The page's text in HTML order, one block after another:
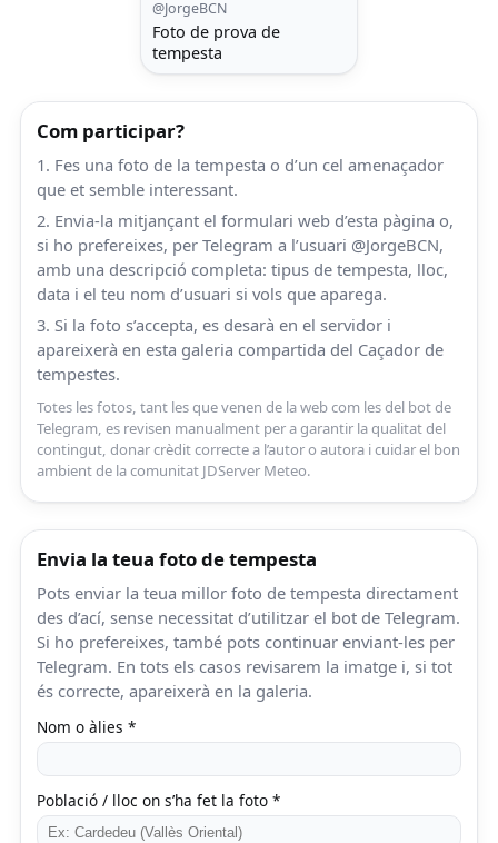
@JorgeBCN
Foto de prova de
tempesta
Com participar?
1. Fes una foto de la tempesta o d’un cel amenaçador
que et semble interessant.
2. Envia-la mitjançant el formulari web d’esta pàgina o,
si ho prefereixes, per Telegram a l’usuari @JorgeBCN,
amb una descripció completa: tipus de tempesta, lloc,
data i el teu nom d’usuari si vols que aparega.
3. Si la foto s’accepta, es desarà en el servidor i
apareixerà en esta galeria compartida del Caçador de
tempestes.
Totes les fotos, tant les que venen de la web com les del bot de
Telegram, es revisen manualment per a garantir la qualitat del
contingut, donar crèdit correcte a l’autor o autora i cuidar el bon
ambient de la comunitat JDServer Meteo.
Envia la teua foto de tempesta
Pots enviar la teua millor foto de tempesta directament
des d’ací, sense necessitat d’utilitzar el bot de Telegram.
Si ho prefereixes, també pots continuar enviant-les per
Telegram. En tots els casos revisarem la imatge i, si tot
és correcte, apareixerà en la galeria.
Nom o àlies *
Població / lloc on s’ha fet la foto *